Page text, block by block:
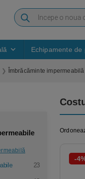
Echipamente de
Îmbrăcăminte impermeabilă
-
23